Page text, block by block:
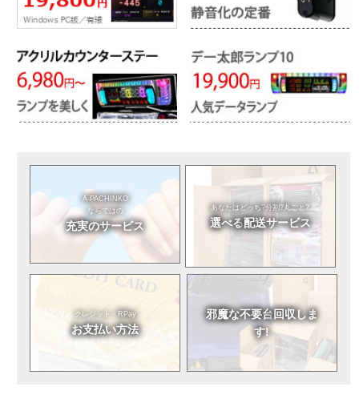
A-PACHINKO
ならではの
充実のサービス
あなたはどっち?分割?丸ごと?
選べる配送サービス
クレジット・RPay
お支払い方法
邪魔な不要台回収しま
す!